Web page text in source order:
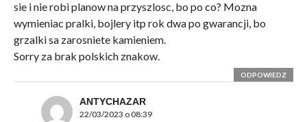
sie i nie robi planow na przyszlosc, bo po co? Mozna
wymieniac pralki, bojlery itp rok dwa po gwarancji, bo
grzalki sa zarosniete kamieniem.
Sorry za brak polskich znakow.
ODPOWIEDZ
ANTYCHAZAR
22/03/2023 o 08:39